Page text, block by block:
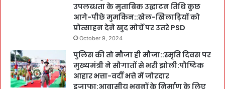
उपलब्धता के मुताबिक उद्घाटन तिथि कुछ
आगे-पीछे मुमकिन::खेल-खिलाड़ियों को
प्रोत्साहन देने खुद मोर्चे पर उतरे PSD
October 9, 2024
पुलिस की तो मौजा ही मौजा::स्मृति दिवस पर
मुख्यमंत्री ने सौगातों से भरी झोली:पौष्टिक
आहार भत्ता-वर्दी भत्ते में जोरदार
इजाफा:आवासीय भवनों के निर्माण के लिए